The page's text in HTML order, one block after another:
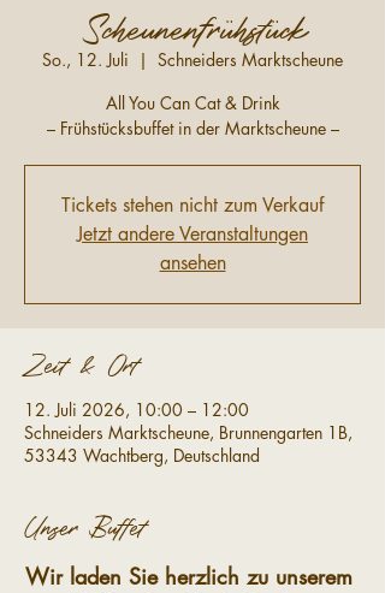
Scheunenfrühstück
So., 12. Juli
  |
Schneiders Marktscheune
All You Can Cat & Drink
– Frühstücksbuffet in der Marktscheune –
Tickets stehen nicht zum Verkauf
Jetzt andere Veranstaltungen
ansehen
Zeit & Ort
12. Juli 2026, 10:00 – 12:00
Schneiders Marktscheune, Brunnengarten 1B,
53343 Wachtberg, Deutschland
Unser Buffet
Wir laden Sie herzlich zu unserem